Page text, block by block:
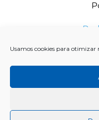
Usamos cookies para otimizar